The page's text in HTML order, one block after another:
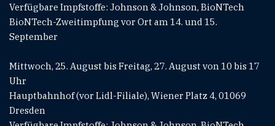
Verfügbare Impfstoffe: Johnson & Johnson, BioNTech
BioNTech-Zweitimpfung vor Ort am 14. und 15.
September
Mittwoch, 25. August bis Freitag, 27. August von 10 bis 17
Uhr
Hauptbahnhof (vor Lidl-Filiale), Wiener Platz 4, 01069
Dresden